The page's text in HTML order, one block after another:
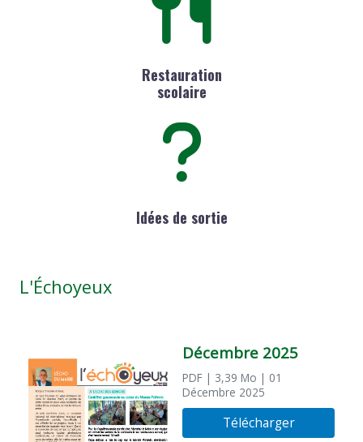
Restauration
scolaire
Idées de sortie
L'Échoyeux
Décembre 2025
PDF | 3,39 Mo | 01
Décembre 2025
Télécharger